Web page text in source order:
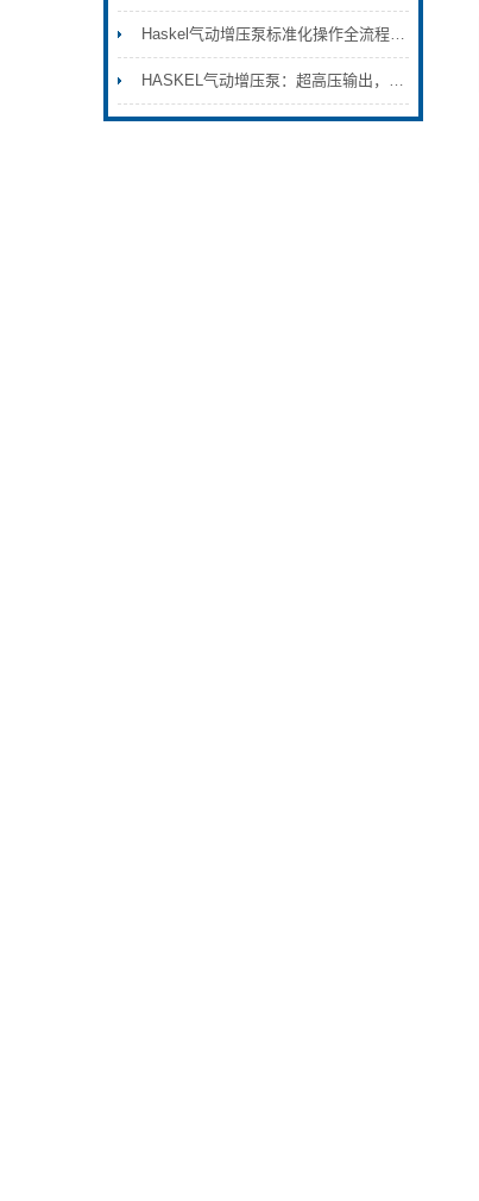
Haskel气动增压泵标准化操作全流程：从初始安装调试到日常维护保养的完整技术规范与安全注意事项
HASKEL气动增压泵：超高压输出，助力工业流体精准控制